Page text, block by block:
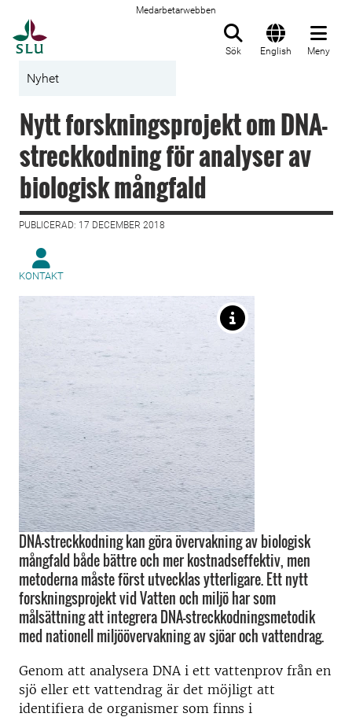
Medarbetarwebben
Sök English Meny
Nyhet
Nytt forskningsprojekt om DNA-
streckkodning för analyser av
biologisk mångfald
PUBLICERAD: 17 DECEMBER 2018
KONTAKT
DNA-streckkodning kan göra övervakning av biologisk
mångfald både bättre och mer kostnadseffektiv, men
metoderna måste först utvecklas ytterligare. Ett nytt
forskningsprojekt vid Vatten och miljö har som
målsättning att integrera DNA-streckkodningsmetodik
med nationell miljöövervakning av sjöar och vattendrag.
Genom att analysera DNA i ett vattenprov från en
sjö eller ett vattendrag är det möjligt att
identifiera de organismer som finns i